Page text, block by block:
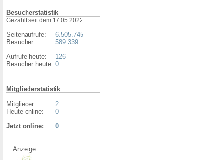
Besucherstatistik
Gezählt seit dem 17.05.2022
Seitenaufrufe:
Besucher:
Aufrufe heute:
Besucher heute:
6.505.745
589.339
126
0
Mitgliederstatistik
Mitglieder:
Heute online:
2
0
Jetzt online:
0
Anzeige